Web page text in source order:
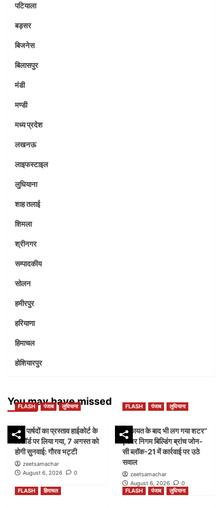
पटियाला
बड़सर
बिजनेस
बिलासपुर
मंडी
मण्डी
मध्य प्रदेश
लखनऊ
लाइफस्टाइल
लुधियाना
शाह तलाई
शिमला
श्रीनगर
सम्पादकीय
सोलन
हमीरपुर
हरियाणा
हिमाचल
होशियारपुर
You may have missed
FLASH पंजाब लुधियाना
45 पार्षदों का प्रस्ताव हाईकोर्ट के
रिकॉर्ड पर लिया गया, 7 अगस्त को
होगी सुनवाई: गौरव भट्टी
zeetsamachar
August 6, 2026
0
FLASH पंजाब लुधियाना
शिकायत के बाद भी लग गया शटर”
|नगर निगम बिल्डिंग ब्रांच जोन-
सी ब्लॉक-21 में कार्रवाई पर उठे
सवाल
zeetsamachar
August 6, 2026
0
FLASH
हिमाचल FLASH पंजाब लुधियाना